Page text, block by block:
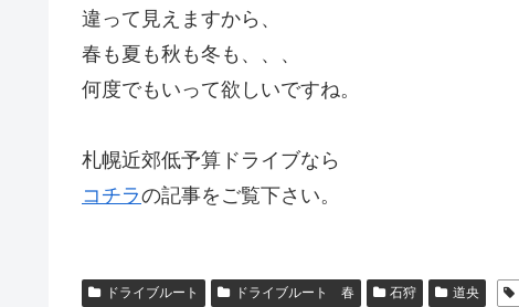
違って見えますから、
春も夏も秋も冬も、、、
何度でもいって欲しいですね。
札幌近郊低予算ドライブなら
コチラの記事をご覧下さい。
ドライブルート ドライブルート 春 石狩 道央